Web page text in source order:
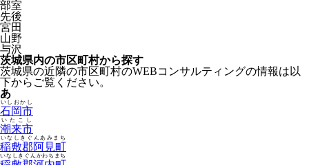
部室
先後
宮田
山野
与沢
茨城県内の市区町村から探す
茨城県の近隣の市区町村のWEBコンサルティングの情報は以
下からご覧ください。
あ
石岡市
いしおかし
潮来市
いたこし
稲敷郡阿見町
いなしきぐんあみまち
いなしきぐんかわちまち